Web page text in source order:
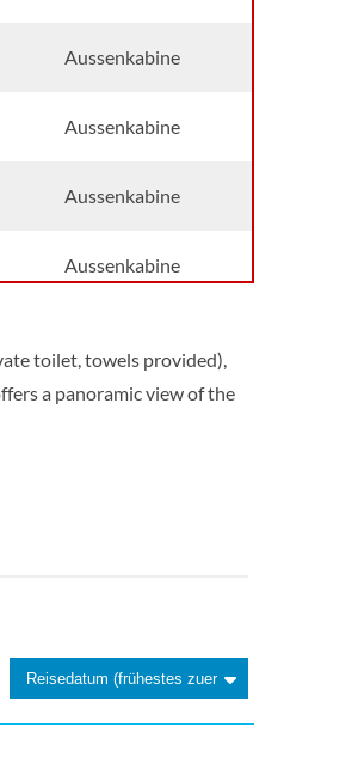
Aussenkabine
Aussenkabine
Aussenkabine
Aussenkabine
toilet, towels provided),
a panoramic view of the